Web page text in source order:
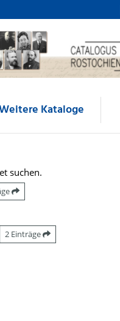
Kataloge
suchen.
2 Einträge